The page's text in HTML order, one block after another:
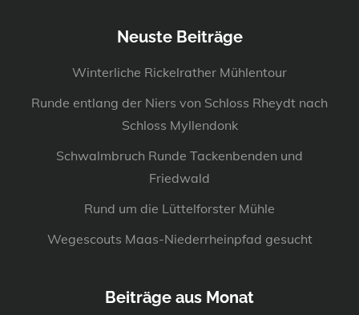
Neuste Beiträge
Winterliche Rickelrather Mühlentour
Runde entlang der Niers von Schloss Rheydt nach
Schloss Myllendonk
Schwalmbruch Runde Tackenbenden und
Friedwald
Rund um die Lüttelforster Mühle
Wegescouts Maas-Niederrheinpfad gesucht
Beiträge aus Monat